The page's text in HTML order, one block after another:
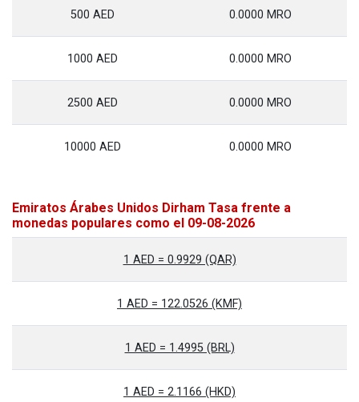
500 AED 0.0000 MRO
1000 AED 0.0000 MRO
2500 AED 0.0000 MRO
10000 AED 0.0000 MRO
Emiratos Árabes Unidos Dirham Tasa frente a
monedas populares como el 09-08-2026
1 AED = 0.9929 (QAR)
1 AED = 122.0526 (KMF)
1 AED = 1.4995 (BRL)
1 AED = 2.1166 (HKD)